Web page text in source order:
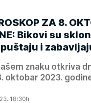
ZA 8.
Bikovi su
i
znaku otkriva
oktobar 2023.
18:30h